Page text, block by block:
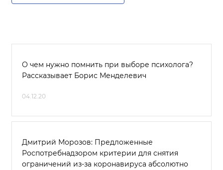
О чем нужно помнить при выборе психолога?
Рассказывает Борис Менделевич
04.12.20
Дмитрий Морозов: Предложенные
Роспотребнадзором критерии для снятия
ограничений из-за коронавируса абсолютно